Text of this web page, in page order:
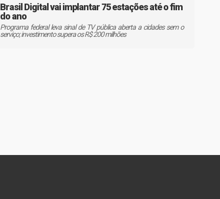
Brasil Digital vai implantar 75 estações até o fim
do ano
Programa federal leva sinal de TV pública aberta a cidades sem o
serviço; investimento supera os R$ 200 milhões